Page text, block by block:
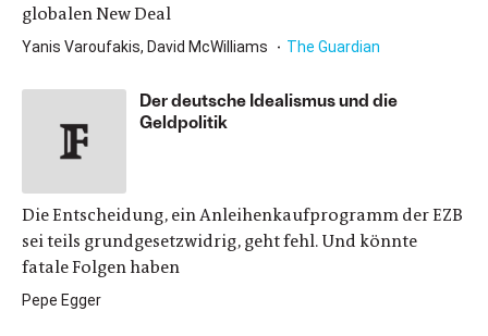
globalen New Deal
Yanis Varoufakis, David McWilliams The Guardian
Der deutsche Idealismus und die
Geldpolitik
Die Entscheidung, ein Anleihenkaufprogramm der EZB
sei teils grundgesetzwidrig, geht fehl. Und könnte
fatale Folgen haben
Pepe Egger